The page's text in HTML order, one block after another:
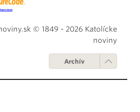
© 1849 - 2026 Katolícke
noviny
Archív